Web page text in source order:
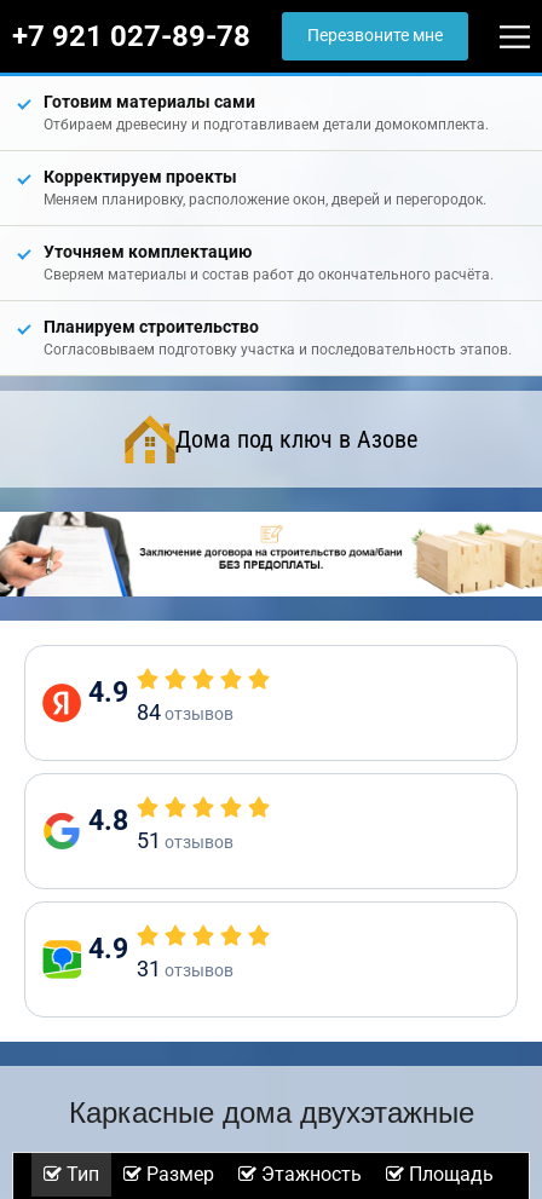
+7 921 027-89-78 Перезвоните мне
Готовим материалы сами
Отбираем древесину и подготавливаем детали домокомплекта.
Корректируем проекты
Меняем планировку, расположение окон, дверей и перегородок.
Уточняем комплектацию
Сверяем материалы и состав работ до окончательного расчёта.
Планируем строительство
Согласовываем подготовку участка и последовательность этапов.
Дома под ключ в Азове
4.9
84отзывов
4.8
51 отзывов
4.9
31 отзывов
Каркасные дома двухэтажные
Тип Размер Этажность
Площадь